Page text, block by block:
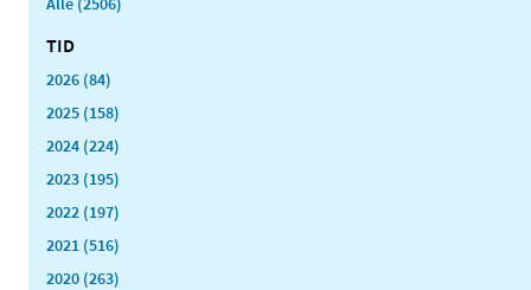
TID
2026 (84)
2025 (158)
2024 (224)
2023 (195)
2022 (197)
2021 (516)
2020 (263)